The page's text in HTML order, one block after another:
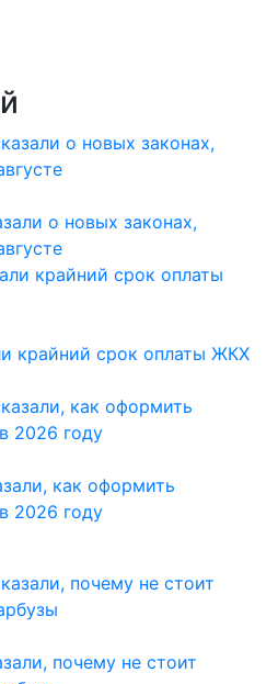
о новых законах,
крайний срок оплаты ЖКХ
как оформить
2026 году
почему не стоит